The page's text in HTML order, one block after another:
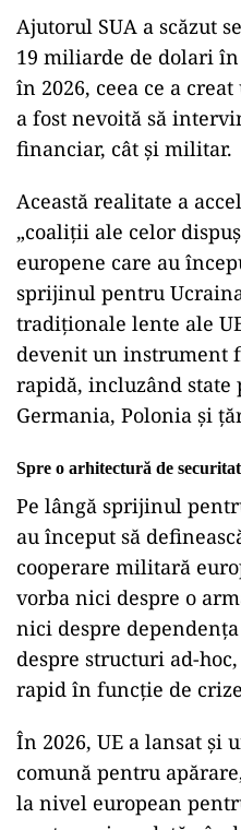
Ajutorul SUA a scăzut
19 miliarde de dolari
în 2026, ceea ce a
a fost nevoită să
financiar, cât și militar.
Această realitate a
„coaliții ale celor
europene care au
sprijinul pentru
tradiționale lente ale
devenit un instrument
rapidă, incluzând state
Germania, Polonia și
Spre o arhitectură de
Pe lângă sprijinul
au început să
cooperare militară
vorba nici despre o
nici despre
despre structuri ad-
rapid în funcție de
În 2026, UE a lansat și
comună pentru
la nivel european